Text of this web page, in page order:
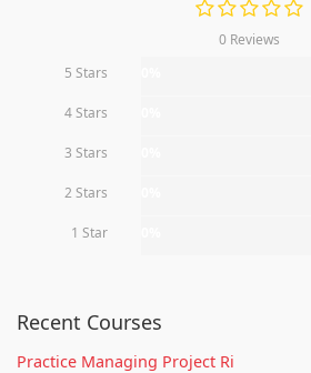
0 Reviews
5 Stars
4 Stars
3 Stars
2 Stars
1 Star
Recent Courses
Practice Managing Project Ri